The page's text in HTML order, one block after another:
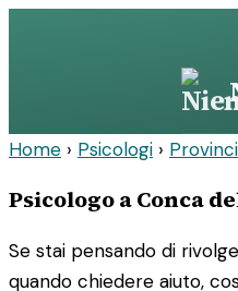
Home › Psicologi ›
Psicologo a Conca
Se stai pensando di
quando chiedere aiuto,